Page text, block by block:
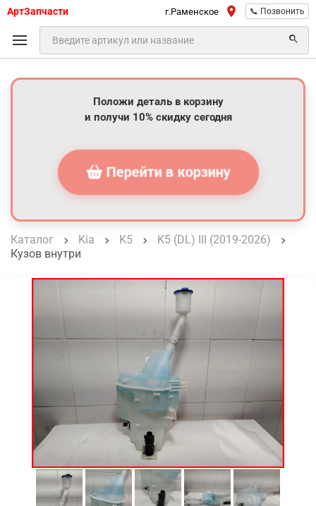
АртЗапчасти г.Раменское 📞 Позвонить
Положи деталь в корзину
и получи 10% скидку сегодня
Перейти в корзину
Каталог Kia K5
K5 (DL) III (2019-2026)
Кузов внутри